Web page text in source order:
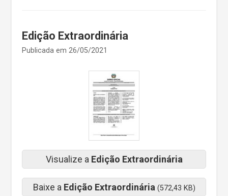
Edição Extraordinária
Publicada em 26/05/2021
Visualize a Edição Extraordinária
Baixe a Edição Extraordinária (572,43 KB)